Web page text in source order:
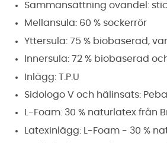
Sammansättning ovandel:
Mellansula: 60 % sockerrör
Yttersula: 75 % biobaserad,
Innersula: 72 % biobaserad
Inlägg: T.P.U
Sidologo V och hälinsats:
L-Foam: 30 % naturlatex från
Latexinlägg: L-Foam - 30 %